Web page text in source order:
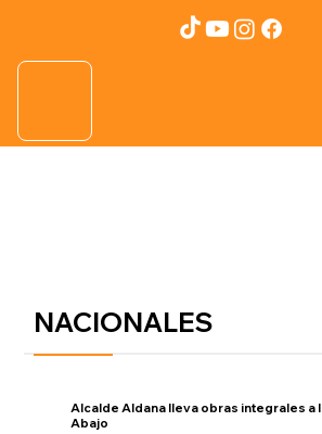
NACIONALES
Alcalde Aldana lleva obras integrales a
Abajo